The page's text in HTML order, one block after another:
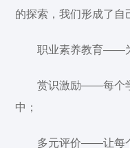
的探索，我们形成了自
职业素养教育——
赏识激励——每个
中；
多元评价——让每